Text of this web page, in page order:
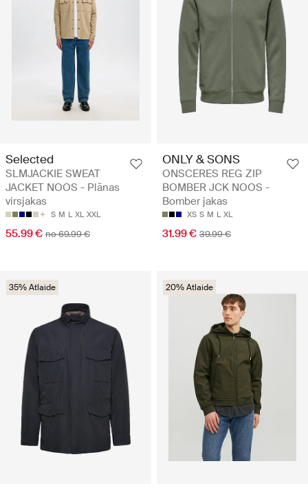
Selected
SLMJACKIE SWEAT
JACKET NOOS - Plānas
virsjakas
S M L XL XXL
55.99 € no 69.99 €
ONLY & SONS
ONSCERES REG ZIP
BOMBER JCK NOOS -
Bomber jakas
XS S M L XL
31.99 € 39.99 €
35% Atlaide 20% Atlaide